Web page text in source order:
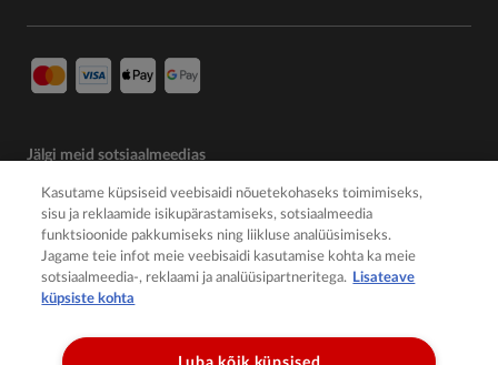
Jälgi meid sotsiaalmeedias
Kasutame küpsiseid veebisaidi nõuetekohaseks toimimiseks,
sisu ja reklaamide isikupärastamiseks, sotsiaalmeedia
funktsioonide pakkumiseks ning liikluse analüüsimiseks.
Jagame teie infot meie veebisaidi kasutamise kohta ka meie
sotsiaalmeedia-, reklaami ja analüüsipartneritega. Lisateave
küpsiste kohta